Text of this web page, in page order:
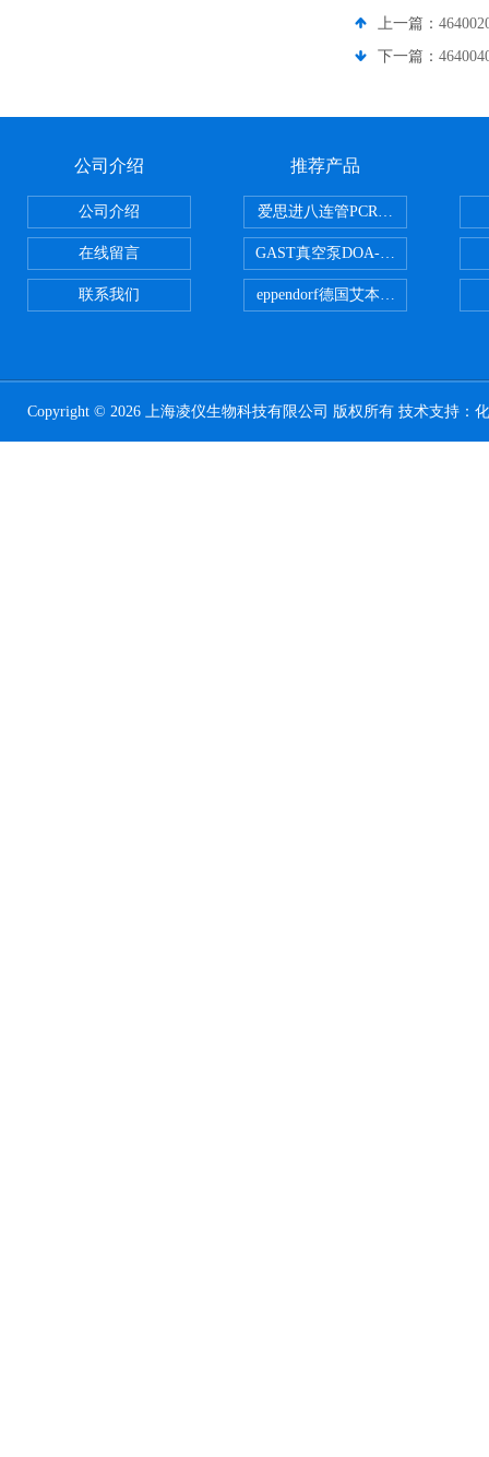
上一篇：
下一篇：
公司介绍
公司介绍
在线留言
联系我们
推荐产品
爱思进八连管PCR-0208-C
GAST真空泵DOA-P504-BN
eppendorf德国艾本德台式高速离
Copyright © 2026 上海凌仪生物科技有限公司 版权所有 技术支持：